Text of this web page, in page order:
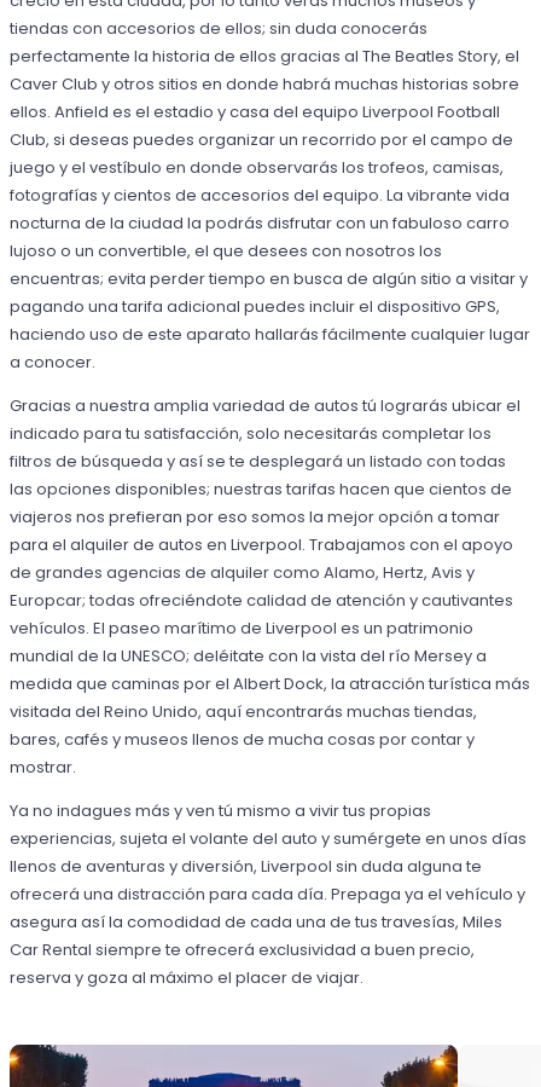
tiendas con accesorios de ellos; sin duda conocerás
perfectamente la historia de ellos gracias al The Beatles Story, el
Caver Club y otros sitios en donde habrá muchas historias sobre
ellos. Anfield es el estadio y casa del equipo Liverpool Football
Club, si deseas puedes organizar un recorrido por el campo de
juego y el vestíbulo en donde observarás los trofeos, camisas,
fotografías y cientos de accesorios del equipo. La vibrante vida
nocturna de la ciudad la podrás disfrutar con un fabuloso carro
lujoso o un convertible, el que desees con nosotros los
encuentras; evita perder tiempo en busca de algún sitio a visitar y
pagando una tarifa adicional puedes incluir el dispositivo GPS,
haciendo uso de este aparato hallarás fácilmente cualquier lugar
a conocer.
Gracias a nuestra amplia variedad de autos tú lograrás ubicar el
indicado para tu satisfacción, solo necesitarás completar los
filtros de búsqueda y así se te desplegará un listado con todas
las opciones disponibles; nuestras tarifas hacen que cientos de
viajeros nos prefieran por eso somos la mejor opción a tomar
para el alquiler de autos en Liverpool. Trabajamos con el apoyo
de grandes agencias de alquiler como Alamo, Hertz, Avis y
Europcar; todas ofreciéndote calidad de atención y cautivantes
vehículos. El paseo marítimo de Liverpool es un patrimonio
mundial de la UNESCO; deléitate con la vista del río Mersey a
medida que caminas por el Albert Dock, la atracción turística más
visitada del Reino Unido, aquí encontrarás muchas tiendas,
bares, cafés y museos llenos de mucha cosas por contar y
mostrar.
Ya no indagues más y ven tú mismo a vivir tus propias
experiencias, sujeta el volante del auto y sumérgete en unos días
llenos de aventuras y diversión, Liverpool sin duda alguna te
ofrecerá una distracción para cada día. Prepaga ya el vehículo y
asegura así la comodidad de cada una de tus travesías, Miles
Car Rental siempre te ofrecerá exclusividad a buen precio,
reserva y goza al máximo el placer de viajar.